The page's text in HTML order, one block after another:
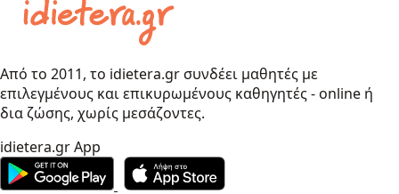
Από το 2011, το idietera.gr συνδέει μαθητές με
επιλεγμένους και επικυρωμένους καθηγητές - online ή
δια ζώσης, χωρίς μεσάζοντες.
idietera.gr App